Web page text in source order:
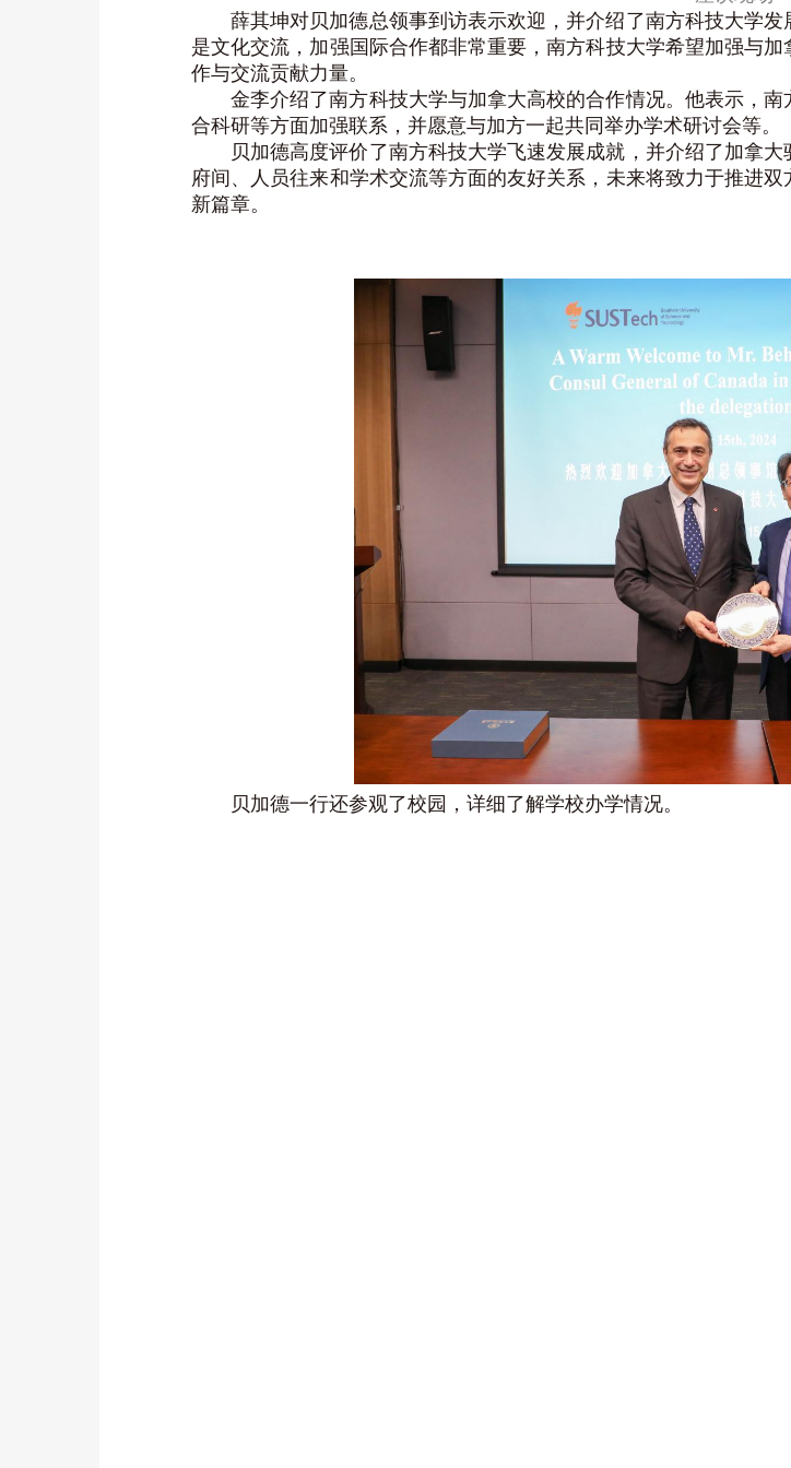
薛其坤对贝加德总领事到访表示欢迎，并介绍了南方科技大学
是文化交流，加强国际合作都非常重要，南方科技大学希望加强与
作与交流贡献力量。
金李介绍了南方科技大学与加拿大高校的合作情况。他表示，
合科研等方面加强联系，并愿意与加方一起共同举办学术研讨会等。
贝加德高度评价了南方科技大学飞速发展成就，并介绍了加拿
府间、人员往来和学术交流等方面的友好关系，未来将致力于推进
新篇章。
贝加德一行还参观了校园，详细了解学校办学情况。